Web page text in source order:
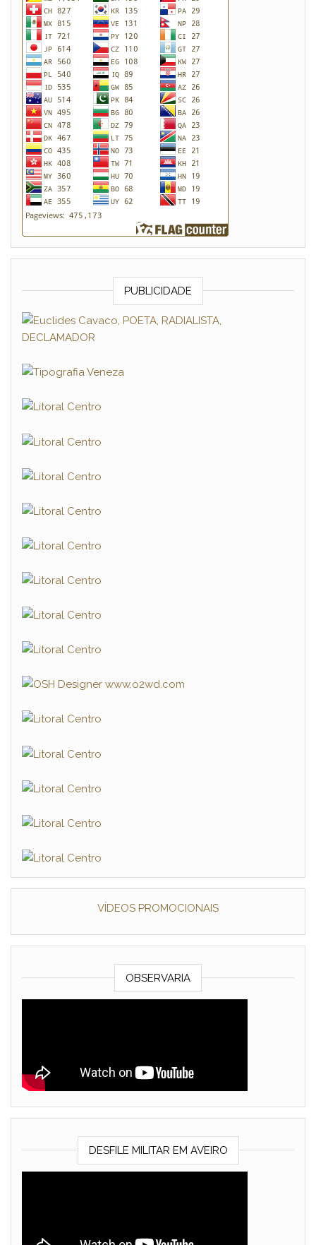
PUBLICIDADE
VÍDEOS PROMOCIONAIS
OBSERVARIA
DESFILE MILITAR EM AVEIRO